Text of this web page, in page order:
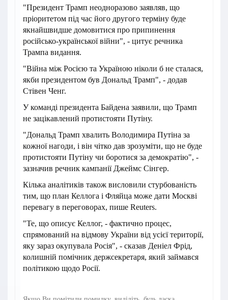
"Президент Трамп неодноразово заявляв, що
пріоритетом під час його другого терміну буде
якнайшвидше домовитися про припинення
російсько-української війни", - цитує речника
Трампа видання.
"Війна між Росією та Україною ніколи б не сталася,
якби президентом був Дональд Трамп", - додав
Стівен Ченг.
У команді президента Байдена заявили, що Трамп
не зацікавлений протистояти Путіну.
"Дональд Трамп хвалить Володимира Путіна за
кожної нагоди, і він чітко дав зрозуміти, що не буде
протистояти Путіну чи боротися за демократію", -
зазначив речник кампанії Джеймс Сінгер.
Кілька аналітиків також висловили стурбованість
тим, що план Келлога і Фляйца може дати Москві
перевагу в переговорах, пише Reuters.
"Те, що описує Келлог, - фактично процес,
спрямований на відмову України від усієї території,
яку зараз окупувала Росія", - сказав Деніел Фрід,
колишній помічник держсекретаря, який займався
політикою щодо Росії.